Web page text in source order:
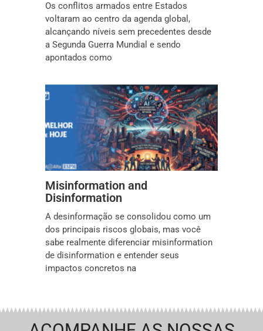
Os conflitos armados entre Estados
voltaram ao centro da agenda global,
alcançando níveis sem precedentes desde
a Segunda Guerra Mundial e sendo
apontados como
Misinformation and
Disinformation
A desinformação se consolidou como um
dos principais riscos globais, mas você
sabe realmente diferenciar misinformation
de disinformation e entender seus
impactos concretos na